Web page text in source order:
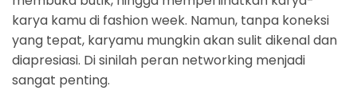
karya kamu di fashion week. Namun, tanpa koneksi
yang tepat, karyamu mungkin akan sulit dikenal dan
diapresiasi. Di sinilah peran networking menjadi
sangat penting.